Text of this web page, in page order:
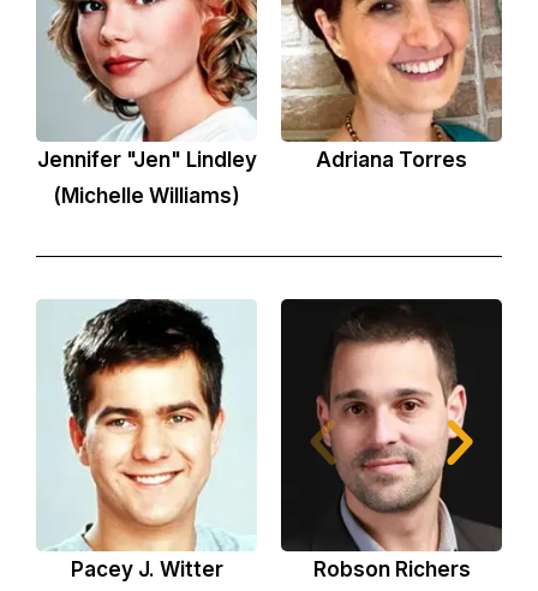
Jennifer "Jen" Lindley
(Michelle Williams)
Adriana Torres
Pacey J. Witter
Robson Richers